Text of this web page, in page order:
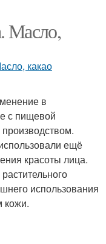
Масло,
в
с пищевой
ещё
красоты лица.
использования
кожи.